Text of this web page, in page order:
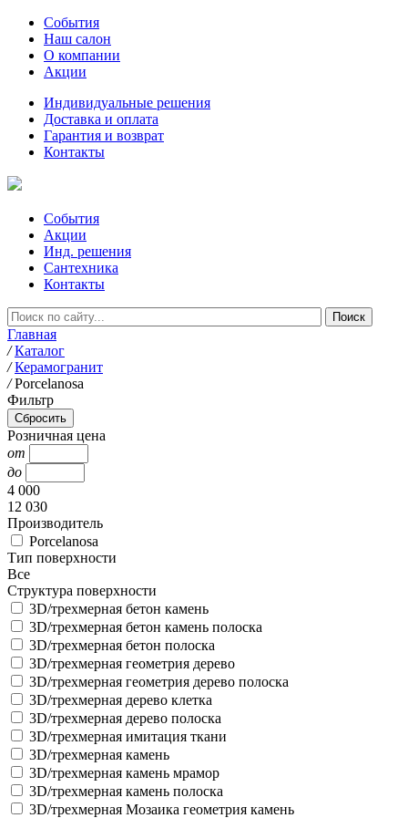
События
Наш салон
О компании
Акции
Индивидуальные решения
Доставка и оплата
Гарантия и возврат
Контакты
События
Акции
Инд. решения
Сантехника
Контакты
Главная
/ Каталог
/ Керамогранит
/ Porcelanosa
Фильтр
Розничная цена
от
до
4 000
12 030
Производитель
Porcelanosa
Тип поверхности
Все
Структура поверхности
3D/трехмерная бетон камень
3D/трехмерная бетон камень полоска
3D/трехмерная бетон полоска
3D/трехмерная геометрия дерево
3D/трехмерная геометрия дерево полоска
3D/трехмерная дерево клетка
3D/трехмерная дерево полоска
3D/трехмерная имитация ткани
3D/трехмерная камень
3D/трехмерная камень мрамор
3D/трехмерная камень полоска
3D/трехмерная Мозаика геометрия камень